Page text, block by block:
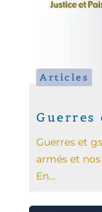
Articles
Guerres
Guerres et
armés et
En...